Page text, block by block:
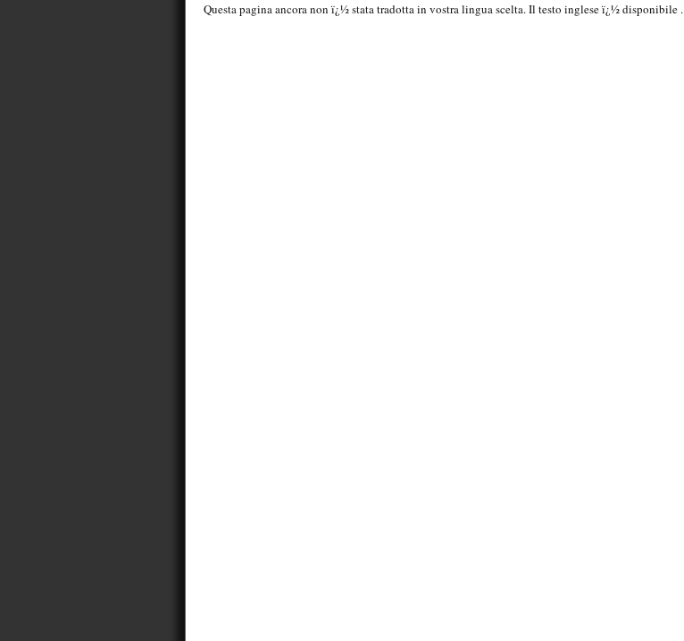
Questa pagina ancora non ï¿½ stata tradotta in vostra lingua scelta. Il testo inglese ï¿½ disponibile .